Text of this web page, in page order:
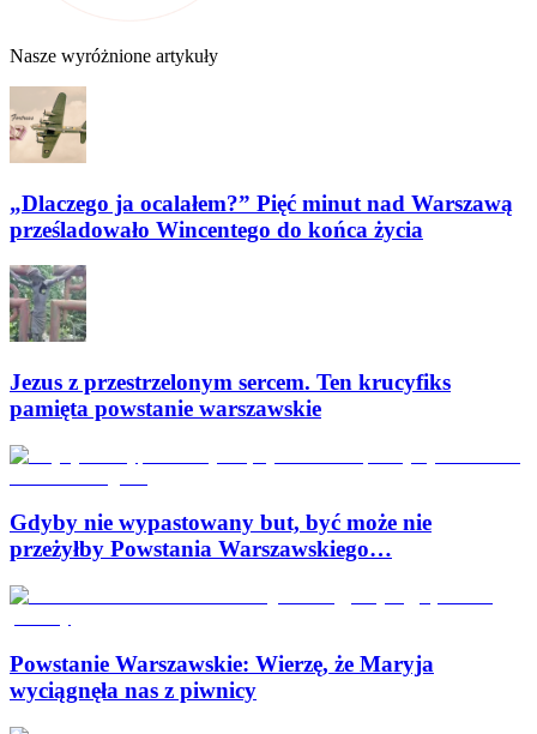
Nasze wyróżnione artykuły
„Dlaczego ja ocalałem?” Pięć minut nad Warszawą
prześladowało Wincentego do końca życia
Jezus z przestrzelonym sercem. Ten krucyfiks
pamięta powstanie warszawskie
Gdyby nie wypastowany but, być może nie
przeżyłby Powstania Warszawskiego…
Powstanie Warszawskie: Wierzę, że Maryja
wyciągnęła nas z piwnicy